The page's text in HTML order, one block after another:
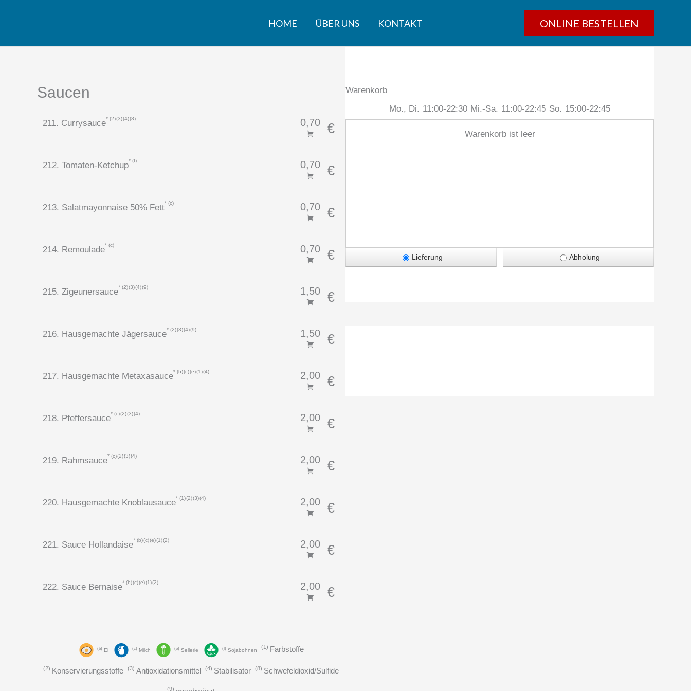
HOME ÜBER UNS KONTAKT ONLINE BESTELLEN
Saucen
211. Currysauce
2 3 4 8 0,70 €
212. Tomaten-Ketchup
f 0,70 €
213. Salatmayonnaise 50% Fett
c 0,70 €
214. Remoulade
c 0,70 €
215. Zigeunersauce
2 3 4 9 1,50 €
216. Hausgemachte Jägersauce
2 3 4 9 1,50 €
217. Hausgemachte Metaxasauce
b c e 1 4 2,00 €
218. Pfeffersauce
c 2 3 4 2,00 €
219. Rahmsauce
c 2 3 4 2,00 €
220. Hausgemachte Knoblausauce
1 2 3 4 2,00 €
221. Sauce Hollandaise
b c e 1 2 2,00 €
222. Sauce Bernaise
b c e 1 2 2,00 €
b Ei c Milch e Sellerie f Sojabohnen
1 Farbstoffe
2 Konservierungsstoffe 3 Antioxidationsmittel 4 Stabilisator 8 Schwefeldioxid/Sulfide
9
Warenkorb
Mo., Di. 11:00-22:30 Mi.-Sa. 11:00-22:45 So. 15:00-22:45
Warenkorb ist leer
Lieferung Abholung